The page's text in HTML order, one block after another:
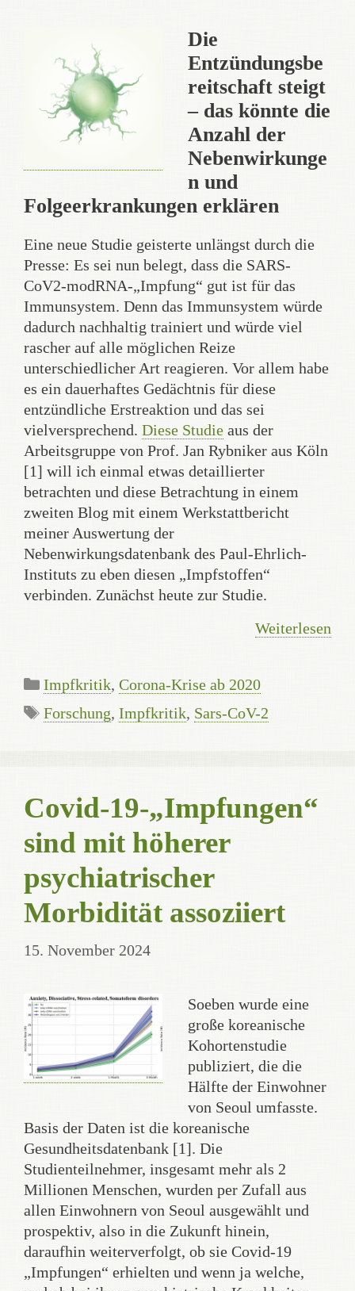
Die
Entzündungsbe
reitschaft steigt
– das könnte die
Anzahl der
Nebenwirkunge
n und
Folgeerkrankungen erklären
Eine neue Studie geisterte unlängst durch die
Presse: Es sei nun belegt, dass die SARS-
CoV2-modRNA-„Impfung“ gut ist für das
Immunsystem. Denn das Immunsystem würde
dadurch nachhaltig trainiert und würde viel
rascher auf alle möglichen Reize
unterschiedlicher Art reagieren. Vor allem habe
es ein dauerhaftes Gedächtnis für diese
entzündliche Erstreaktion und das sei
vielversprechend. Diese Studie aus der
Arbeitsgruppe von Prof. Jan Rybniker aus Köln
[1] will ich einmal etwas detaillierter
betrachten und diese Betrachtung in einem
zweiten Blog mit einem Werkstattbericht
meiner Auswertung der
Nebenwirkungsdatenbank des Paul-Ehrlich-
Instituts zu eben diesen „Impfstoffen“
verbinden. Zunächst heute zur Studie.
Weiterlesen
Kategorien
Impfkritik, Corona-Krise ab 2020
Schlagwörter
Forschung, Impfkritik, Sars-CoV-2
Covid-19-„Impfungen“
sind mit höherer
psychiatrischer
Morbidität assoziiert
15. November 2024
Soeben wurde eine
große koreanische
Kohortenstudie
publiziert, die die
Hälfte der Einwohner
von Seoul umfasste.
Basis der Daten ist die koreanische
Gesundheitsdatenbank [1]. Die
Studienteilnehmer, insgesamt mehr als 2
Millionen Menschen, wurden per Zufall aus
allen Einwohnern von Seoul ausgewählt und
prospektiv, also in die Zukunft hinein,
daraufhin weiterverfolgt, ob sie Covid-19
„Impfungen“ erhielten und wenn ja welche,